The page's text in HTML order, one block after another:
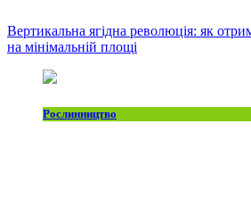
Вертикальна ягідна революція: як
на мінімальній площі
Рослинництво